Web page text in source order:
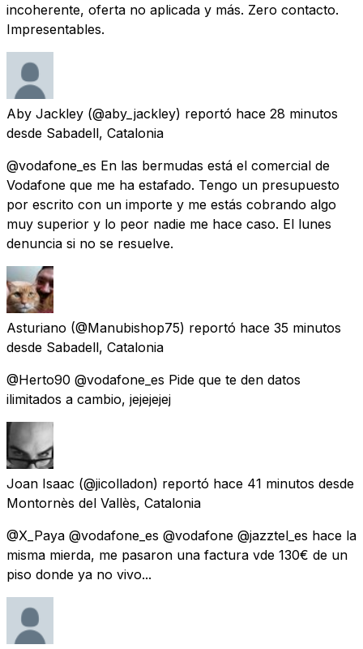
incoherente, oferta no aplicada y más. Zero contacto.
Impresentables.
Aby Jackley (@aby_jackley) reportó hace 28 minutos
desde Sabadell, Catalonia
@vodafone_es En las bermudas está el comercial de
Vodafone que me ha estafado. Tengo un presupuesto
por escrito con un importe y me estás cobrando algo
muy superior y lo peor nadie me hace caso. El lunes
denuncia si no se resuelve.
Asturiano (@Manubishop75) reportó hace 35 minutos
desde Sabadell, Catalonia
@Herto90 @vodafone_es Pide que te den datos
ilimitados a cambio, jejejejej
Joan Isaac (@jicolladon) reportó hace 41 minutos desde
Montornès del Vallès, Catalonia
@X_Paya @vodafone_es @vodafone @jazztel_es hace la
misma mierda, me pasaron una factura vde 130€ de un
piso donde ya no vivo...